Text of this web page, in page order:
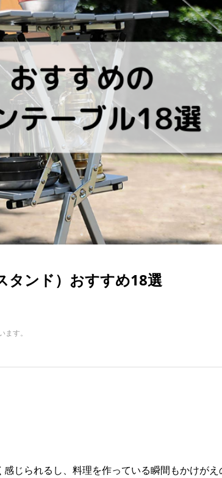
タンド）おすすめ18選
す。
じられるし、料理を作っている瞬間もかけがえ